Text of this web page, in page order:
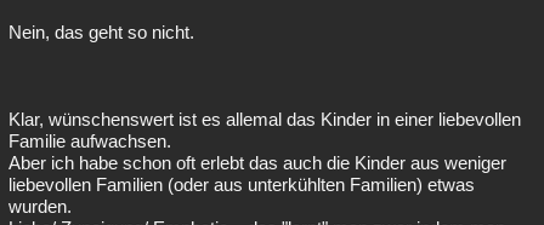
Nein, das geht so nicht.
Klar, wünschenswert ist es allemal das Kinder in einer liebevollen
Familie aufwachsen.
Aber ich habe schon oft erlebt das auch die Kinder aus weniger
liebevollen Familien (oder aus unterkühlten Familien) etwas
wurden.